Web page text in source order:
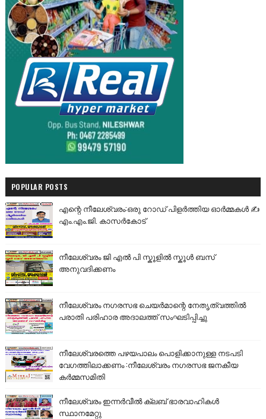
POPULAR POSTS
എന്റെ നീലേശ്വരം:ഒരു റോഡ് പിളർത്തിയ ഓർമ്മകൾ ✍️
എം.എം.ജി. കാസർകോട്
നീലേശ്വരം ജി എൽ പി സ്കൂളിൽ സ്കൂൾ ബസ്
അനുവദിക്കണം
നീലേശ്വരം നഗരസഭ ചെയർമാന്റെ നേതൃത്വത്തിൽ
പരാതി പരിഹാര അദാലത്ത് സംഘടിപ്പിച്ചു
നീലേശ്വരത്തെ പഴയപാലം പൊളിക്കാനുള്ള നടപടി
വേഗത്തിലാക്കണം :നീലേശ്വരം നഗരസഭ ജനകീയ
കർമ്മസമിതി
നീലേശ്വരം ഇന്നർവീൽ ക്ലബ് ഭാരവാഹികൾ
സ്ഥാനമേറ്റു